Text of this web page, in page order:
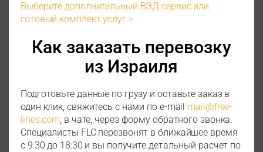
Выберите дополнительный ВЭД сервис или
готовый комплект услуг >
Как заказать перевозку
из Израиля
Подготовьте данные по грузу и оставьте заказ в
один клик, свяжитесь с нами по e-mail mail@free-
lines.com, в чате, через форму обратного звонка.
Специалисты FLC перезвонят в ближайшее время
с 9:30 до 18:30 и вы получите детальный расчет по